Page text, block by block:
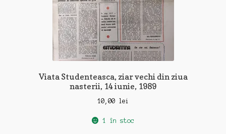
Viata Studenteasca, ziar vechi din ziua
nasterii, 14 iunie, 1989
10,00 lei
1 în stoc